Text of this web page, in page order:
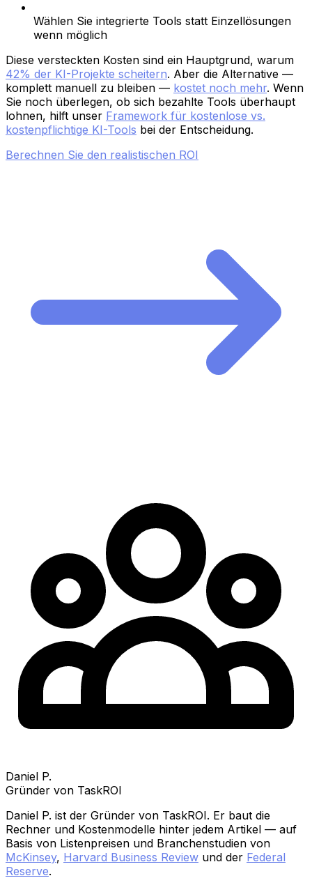
Wählen Sie integrierte Tools statt Einzellösungen
wenn möglich
Diese versteckten Kosten sind ein Hauptgrund, warum
42% der KI-Projekte scheitern. Aber die Alternative —
komplett manuell zu bleiben — kostet noch mehr. Wenn
Sie noch überlegen, ob sich bezahlte Tools überhaupt
lohnen, hilft unser Framework für kostenlose vs.
kostenpflichtige KI-Tools bei der Entscheidung.
Berechnen Sie den realistischen ROI
Daniel P.
Gründer von TaskROI
Daniel P. ist der Gründer von TaskROI. Er baut die
Rechner und Kostenmodelle hinter jedem Artikel — auf
Basis von Listenpreisen und Branchenstudien von
McKinsey, Harvard Business Review und der Federal
Reserve.